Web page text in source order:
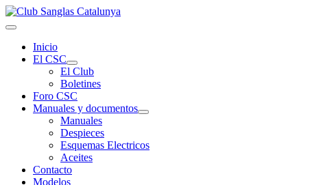
Inicio
El CSC
El Club
Boletines
Foro CSC
Manuales y documentos
Manuales
Despieces
Esquemas Electricos
Aceites
Contacto
Modelos